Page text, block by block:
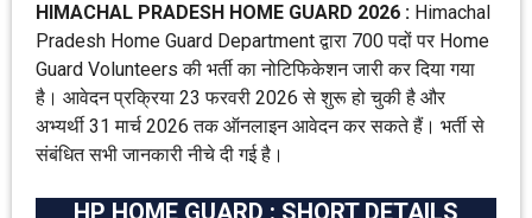
HIMACHAL PRADESH HOME GUARD 2026 : Himachal
Pradesh Home Guard Department द्वारा 700 पदों पर Home
Guard Volunteers की भर्ती का नोटिफिकेशन जारी कर दिया गया
है। आवेदन प्रक्रिया 23 फरवरी 2026 से शुरू हो चुकी है और
अभ्यर्थी 31 मार्च 2026 तक ऑनलाइन आवेदन कर सकते हैं। भर्ती से
संबंधित सभी जानकारी नीचे दी गई है।
HP HOME GUARD : SHORT DETAILS